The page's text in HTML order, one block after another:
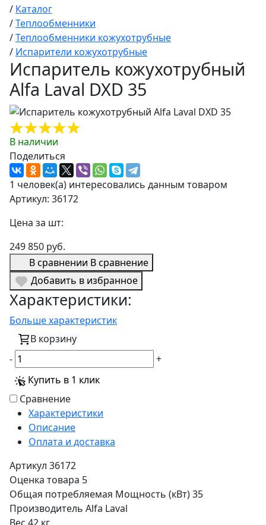
/ Каталог
/Теплообменники
/Теплообменники кожухотрубные
/ Испарители кожухотрубные
Испаритель кожухотрубный
Alfa Laval DXD 35
В наличии
Поделиться
1 человек(а) интересовались данным товаром
Артикул: 36172
Цена за шт:
249 850 руб.
В сравнении В сравнение
Добавить в избранное
Характеристики:
Больше характеристик
В корзину
-
+
Купить в 1 клик
Сравнение
Характеристики
Описание
Оплата и доставка
Артикул 36172
Оценка товара 5
Общая потребляемая Мощность (кВт)35
Производитель Alfa Laval